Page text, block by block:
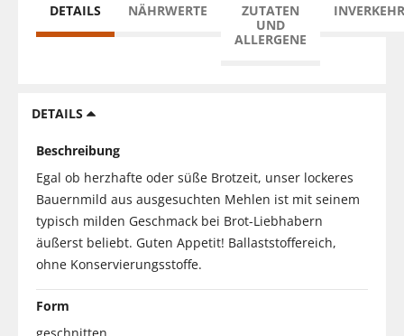
DETAILS NÄHRWERTE
ZUTATEN
UND
ALLERGENE
DETAILS
Beschreibung
Egal ob herzhafte oder süße Brotzeit, unser lockeres
Bauernmild aus ausgesuchten Mehlen ist mit seinem
typisch milden Geschmack bei Brot-Liebhabern
äußerst beliebt. Guten Appetit! Ballaststoffereich,
ohne Konservierungsstoffe.
Form
geschnitten